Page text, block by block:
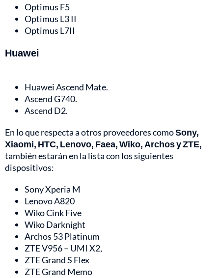
Optimus F5
Optimus L3 II
Optimus L7II
Huawei
Huawei Ascend Mate.
Ascend G740.
Ascend D2.
En lo que respecta a otros proveedores comoSony,
Xiaomi, HTC, Lenovo, Faea, Wiko, Archos y ZTE,
también estarán en la lista con los siguientes
dispositivos:
Sony Xperia M
Lenovo A820
Wiko Cink Five
Wiko Darknight
Archos 53 Platinum
ZTE V956 – UMI X2,
ZTE Grand S Flex
ZTE Grand Memo